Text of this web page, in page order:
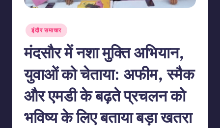
Posted
in
इंदौर समाचार
मंदसौर में नशा मुक्ति अभियान,
युवाओं को चेताया: अफीम, स्मैक
और एमडी के बढ़ते प्रचलन को
भविष्य के लिए बताया बड़ा खतरा